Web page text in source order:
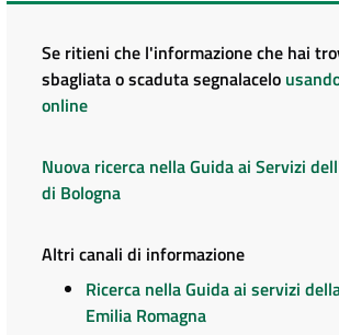
Se ritieni che l'informazione che hai
sbagliata o scaduta segnalacelo
online
Nuova ricerca nella Guida ai Servizi
di Bologna
Altri canali di informazione
Ricerca nella Guida ai servizi
Emilia Romagna